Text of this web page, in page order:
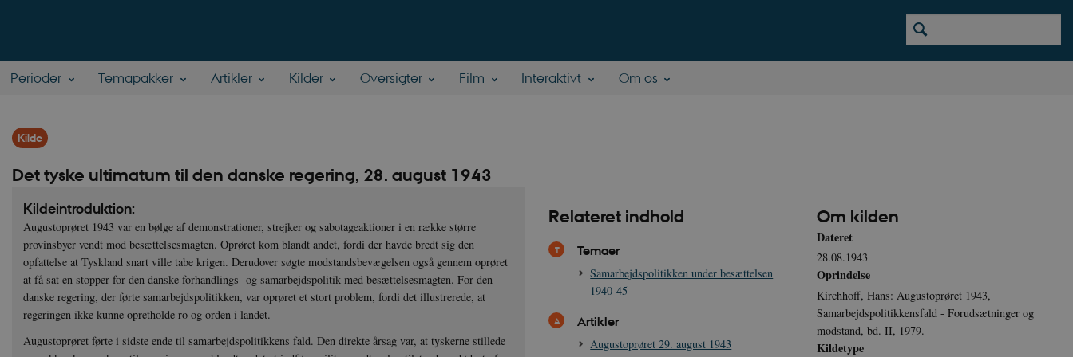
Perioder Temapakker Artikler Kilder Oversigter Film Interaktivt Om os
Kilde
Det tyske ultimatum til den danske regering, 28. august 1943
Kildeintroduktion:
Augustoprøret 1943 var en bølge af demonstrationer, strejker og sabotageaktioner i en række større
provinsbyer vendt mod besættelsesmagten. Oprøret kom blandt andet, fordi der havde bredt sig den
opfattelse at Tyskland snart ville tabe krigen. Derudover søgte modstandsbevægelsen også gennem oprøret
at få sat en stopper for den danske forhandlings- og samarbejdspolitik med besættelsesmagten. For den
danske regering, der førte samarbejdspolitikken, var oprøret et stort problem, fordi det illustrerede, at
regeringen ikke kunne opretholde ro og orden i landet.
Augustoprøret førte i sidste ende til samarbejdspolitikkens fald. Den direkte årsag var, at tyskerne stillede
Relateret indhold
Temaer
Samarbejdspolitikken under besættelsen
1940-45
Artikler
Augustoprøret 29. august 1943
Om kilden
Dateret
28.08.1943
Oprindelse
Kirchhoff, Hans: Augustoprøret 1943,
Samarbejdspolitikkensfald - Forudsætninger og
modstand, bd. II, 1979.
Kildetype